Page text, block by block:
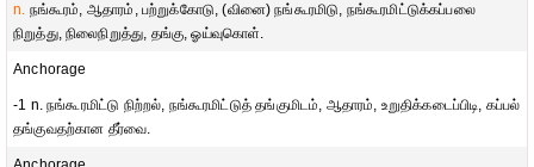
n. நங்கூரம், ஆதாரம், பற்றுக்கோடு, (வினை) நங்கூரமிடு, நங்கூரமிட்டுக்கப்பலை
நிறுத்து, நிலைநிறுத்து, தங்கு, ஓய்வுகொள்.
Anchorage
-1 n. நங்கூரமிட்டு நிற்றல், நங்கூரமிட்டுத் தங்குமிடம், ஆதாரம், உறுதிக்கடைப்பிடி, கப்பல்
தங்குவதற்கான தீர்வை.